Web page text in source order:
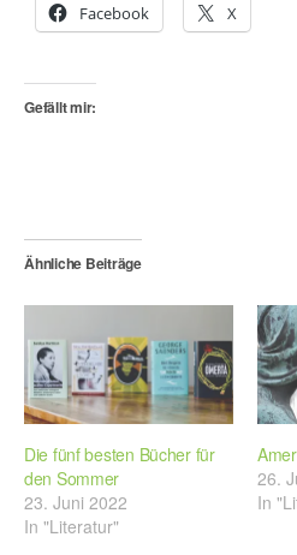
Facebook X
Gefällt mir:
Ähnliche Beiträge
Die fünf besten Bücher für
den Sommer
23. Juni 2022
In "Literatur"
26.
In